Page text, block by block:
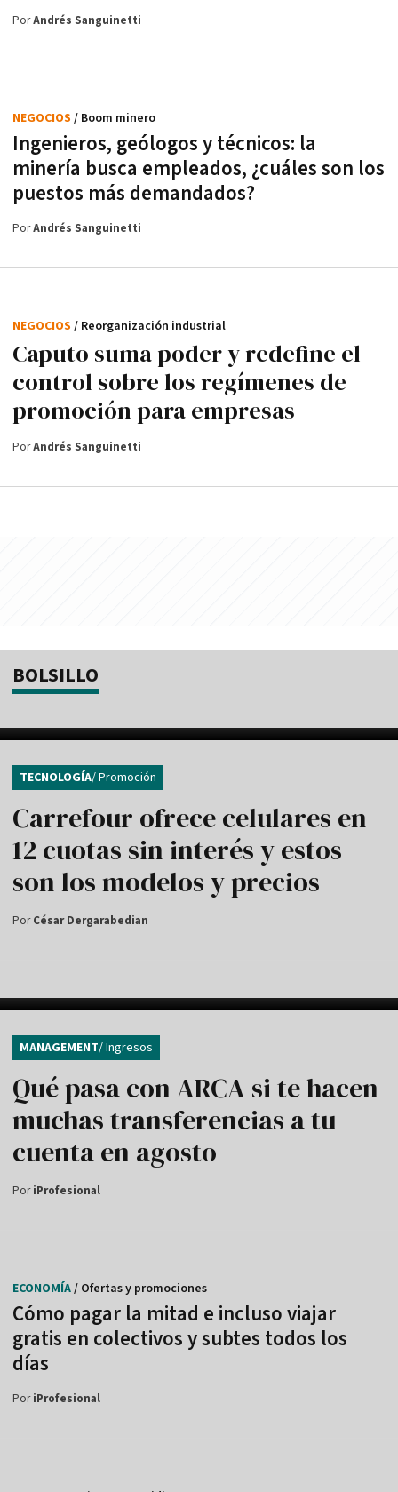
PorAndrés Sanguinetti
Ingenieros, geólogos y técnicos: la
minería busca empleados, ¿cuáles son los
puestos más demandados?
NEGOCIOS / Boom minero
PorAndrés Sanguinetti
Caputo suma poder y redefine el
control sobre los regímenes de
promoción para empresas
NEGOCIOS / Reorganización industrial
PorAndrés Sanguinetti
BOLSILLO
Carrefour ofrece celulares en
12 cuotas sin interés y estos
son los modelos y precios
TECNOLOGÍA/ Promoción
PorCésar Dergarabedian
Qué pasa con ARCA si te hacen
muchas transferencias a tu
cuenta en agosto
MANAGEMENT/ Ingresos
PoriProfesional
Cómo pagar la mitad e incluso viajar
gratis en colectivos y subtes todos los
días
ECONOMÍA/ Ofertas y promociones
PoriProfesional